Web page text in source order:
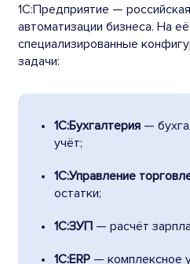
1С:Предприятие —
автоматизации бизнеса. На
специализированные
задачи:
1С:Бухгалтерия —
учёт;
1С:Управление
остатки;
1С:ЗУП — расчёт
1С:ERP — комплексное